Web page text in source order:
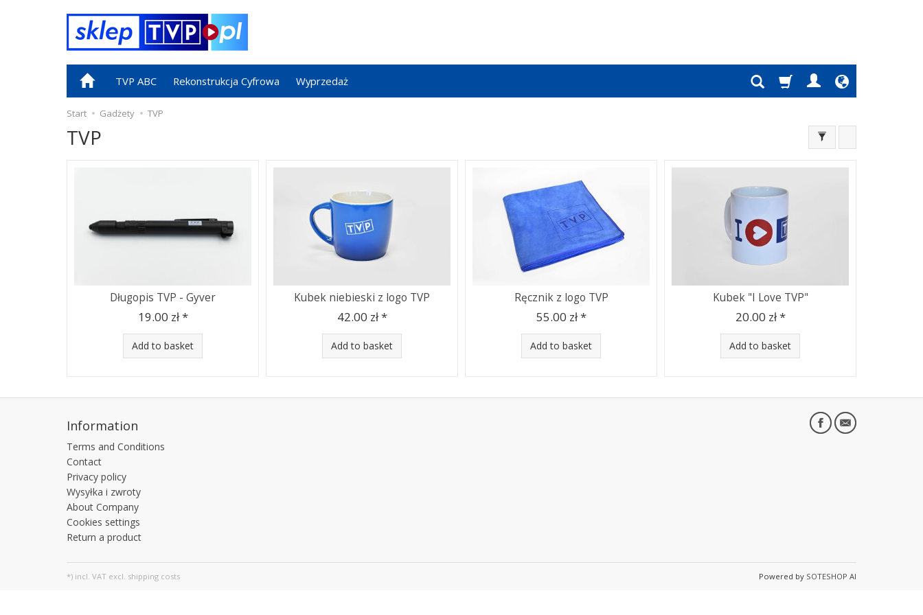
TVP ABC Rekonstrukcja Cyfrowa Wyprzedaż
Start Gadżety TVP
TVP
Długopis TVP - Gyver
19.00 zł *
Add to basket
Kubek niebieski z logo TVP
42.00 zł *
Add to basket
Ręcznik z logo TVP
55.00 zł *
Add to basket
Kubek "I Love TVP"
20.00 zł *
Add to basket
Information
Terms and Conditions
Contact
Privacy policy
Wysyłka i zwroty
About Company
Cookies settings
Return a product
*) incl. VAT excl. shipping costs Powered by SOTESHOP AI